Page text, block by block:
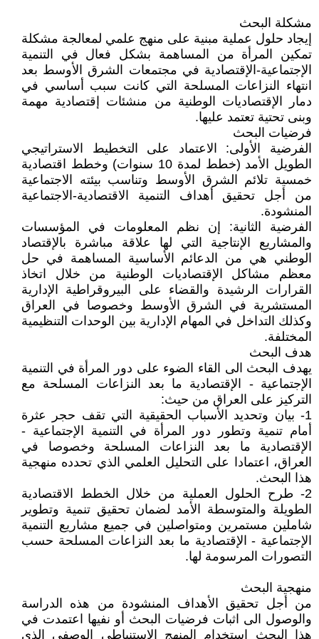
مشكلة البحث
إيجاد حلول عملية مبنية على منهج علمي لمعالجة مشكلة
تمكين المرأة من المساهمة بشكل فعال في التنمية
الإجتماعية-الإقتصادية في مجتمعات الشرق الأوسط بعد
انتهاء النزاعات المسلحة التي كانت سبب أساسي في
دمار الإقتصاديات الوطنية من منشئات إقتصادية مهمة
وبنى تحتية تعتمد عليها.
فرضيات البحث
الفرضية الأولى: الاعتماد على التخطيط الاستراتيجي
الطويل الأمد (خطط لمدة 10 سنوات) وخطط اقتصادية
خمسية تلائم الشرق الأوسط وتناسب بيئته الاجتماعية
من أجل تحقيق أهداف التنمية الاقتصادية-الاجتماعية
المنشودة.
الفرضية الثانية: إن نظم المعلومات في المؤسسات
والمشاريع الإنتاجية التي لها علاقة مباشرة بالإقتصاد
الوطني هي من الدعائم الأساسية المساهمة في حل
معظم مشاكل الإقتصاديات الوطنية من خلال اتخاذ
القرارات الرشيدة والقضاء على البيروقراطية الإدارية
المستشرية في الشرق الأوسط وخصوصا في العراق
وكذلك التداخل في المهام الإدارية بين الوحدات التنظيمية
المختلفة.
هدف البحث
يهدف البحث الى القاء الضوء على دور المرأة في التنمية
الإجتماعية - الإقتصادية ما بعد النزاعات المسلحة مع
التركيز على العراق من حيث:
1- بيان وتحديد الأسباب الحقيقية التي تقف حجر عثرة
أمام تنمية وتطور دور المرأة في التنمية الإجتماعية -
الإقتصادية ما بعد النزاعات المسلحة وخصوصا في
العراق، اعتمادا على التحليل العلمي الذي تحدده منهجية
هذا البحث.
2- طرح الحلول العملية من خلال الخطط الاقتصادية
الطويلة والمتوسطة الأمد لضمان تحقيق تنمية وتطوير
شاملين مستمرين ومتواصلين في جميع مشاريع التنمية
الإجتماعية - الإقتصادية ما بعد النزاعات المسلحة حسب
التصورات المرسومة لها.
منهجية البحث
من أجل تحقيق الأهداف المنشودة من هذه الدراسة
والوصول الى اثبات فرضيات البحث أو نفيها اعتمدت في
هذا البحث استخدام المنهج الاستنباطي الوصفي الذي